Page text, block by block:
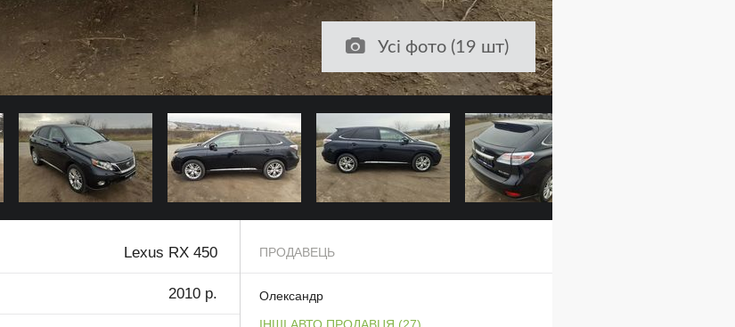
Усі фото (19 шт)
Lexus RX 450
2010 р.
ПРОДАВЕЦЬ
Олександр